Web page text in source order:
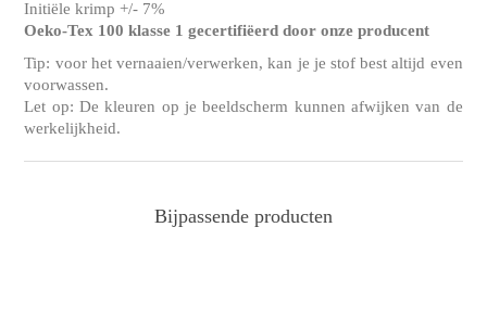
Initiële krimp +/- 7%
Oeko-Tex 100 klasse 1 gecertifiëerd door onze producent
Tip: voor het vernaaien/verwerken, kan je je stof best altijd even
voorwassen.
Let op: De kleuren op je beeldscherm kunnen afwijken van de
werkelijkheid.
Bijpassende producten